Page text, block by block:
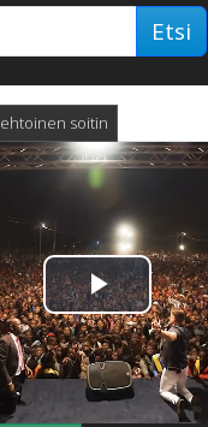
Etsi
soitin
Toista
Video